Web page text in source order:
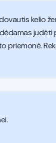
kelio
judėti